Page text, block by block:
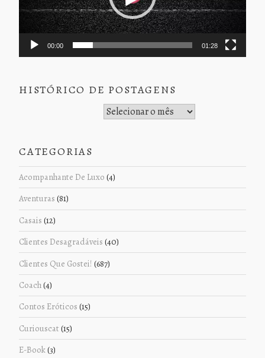
00:00 01:28
HISTÓRICO DE POSTAGENS
CATEGORIAS
Acompanhante De Luxo (4)
Aventuras (81)
Casais (12)
Clientes Desagradáveis (40)
Clientes Que Gostei! (687)
Coach(4)
Contos Eróticos (15)
Curiouscat (15)
E-Book(3)